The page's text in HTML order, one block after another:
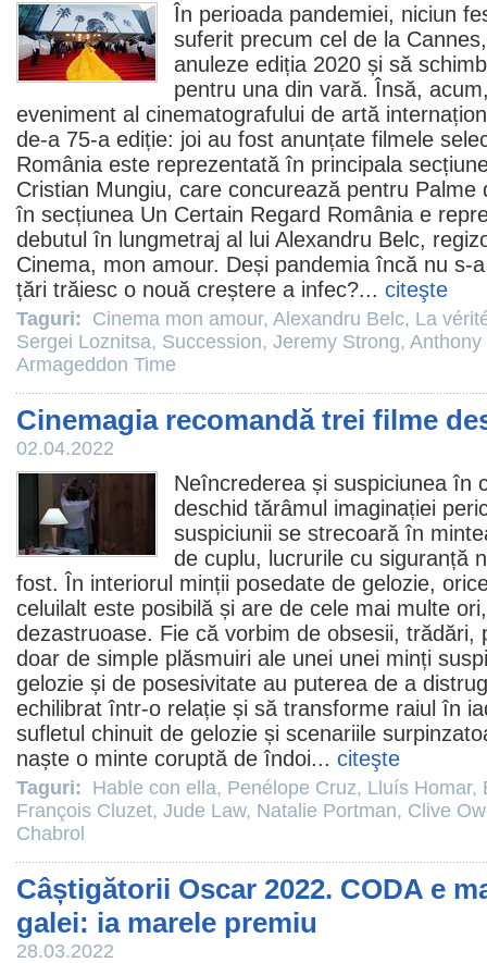
În perioada pandemiei, niciun
suferit precum cel de la
anuleze ediția 2020 și să
pentru una din vară. Însă,
eveniment al cinematografului de artă
de-a 75-a ediție: joi au fost anunțate filmele
România este reprezentată în principala
Cristian Mungiu, care concurează pentru
în secțiunea Un Certain Regard România e
debutul în lungmetraj al lui Alexandru Belc,
Cinema, mon amour. Deși pandemia încă nu s-
țări trăiesc o nouă creștere a infec?... citeşte
Taguri: Cinema mon amour, Alexandru Belc, La
Sergei Loznitsa, Succession, Jeremy Strong, Anthony
Armageddon Time
Cinemagia recomandă trei filme
02.04.2022
Neîncrederea și suspiciunea în
deschid tărâmul imaginației
suspiciunii se strecoară în
de cuplu, lucrurile cu siguranță
fost. În interiorul minții posedate de gelozie,
celuilalt este posibilă și are de cele mai multe
dezastruoase. Fie că vorbim de obsesii, trădări,
doar de simple plăsmuiri ale unei unei minți
gelozie și de posesivitate au puterea de a
echilibrat într-o relație și să transforme raiul în
sufletul chinuit de gelozie și scenariile
naște o minte coruptă de îndoi... citeşte
Taguri: Hable con ella, Penélope Cruz, Lluís Homar,
François Cluzet, Jude Law, Natalie Portman, Clive
Chabrol
Câștigătorii Oscar 2022. CODA e
galei: ia marele premiu
28.03.2022